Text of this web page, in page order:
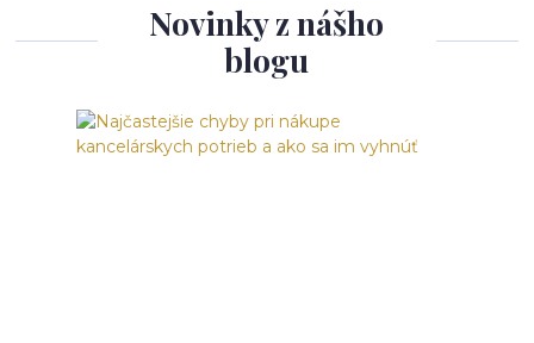
Novinky z nášho
blogu